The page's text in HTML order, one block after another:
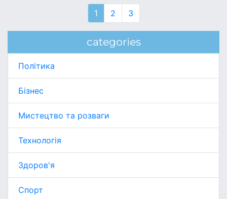
1 2 3
categories
Політика
Бізнес
Мистецтво та розваги
Технологія
Здоров'я
Спорт